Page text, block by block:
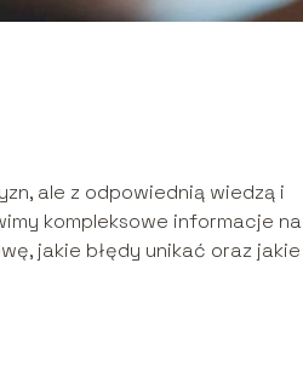
ale z odpowiednią wiedzą i
kompleksowe informacje na
jakie błędy unikać oraz jakie